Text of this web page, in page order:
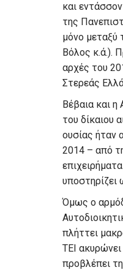
και
της
μόνο
Βόλος κ.ά.).
αρχές του
Στερεάς
Βέβαια και
του δίκαιου
ουσίας ήταν
2014 – από
υποστηρίζει
Όμως ο
πλήττει
ΤΕΙ
προβλέπει